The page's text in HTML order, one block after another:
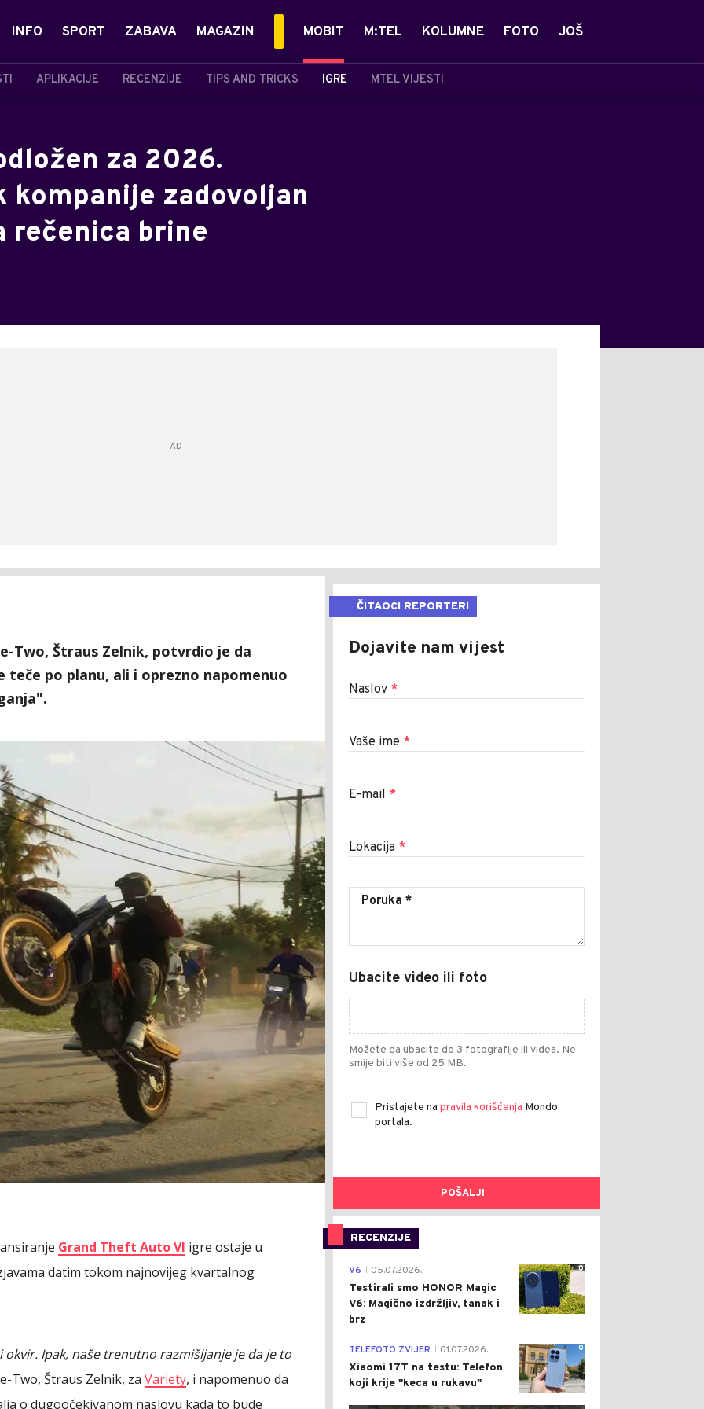
INFO SPORT ZABAVA MAGAZIN MOBIT
APLIKACIJE RECENZIJE TIPS AND TRICKS IGRE MTEL VIJESTI
M:TEL KOLUMNE FOTO JOŠ
za 2026.
kompanije zadovoljan
rečenica brine
Two, Štraus Zelnik, potvrdio je da
po planu, ali i oprezno napomenuo
Grand Theft Auto VI igre ostaje u
datim tokom najnovijeg kvartalnog
Ipak, naše trenutno razmišljanje je da je to
Two, Štraus Zelnik, za Variety, i napomenuo da
o dugoočekivanom naslovu kada to bude
ČITAOCI REPORTERI
Dojavite nam vijest
Naslov *
Vaše ime *
E-mail *
Lokacija *
Ubacite video ili foto
Možete da ubacite do 3 fotografije ili videa. Ne
smije biti više od 25 MB.
Pristajete na pravila korišćenja Mondo
portala.
POŠALJI
RECENZIJE
0
V6 05.07.2026.
Testirali smo HONOR Magic
V6: Magično izdržljiv, tanak i
brz
0
TELEFOTO ZVIJER 01.07.2026.
Xiaomi 17T na testu: Telefon
koji krije "keca u rukavu"